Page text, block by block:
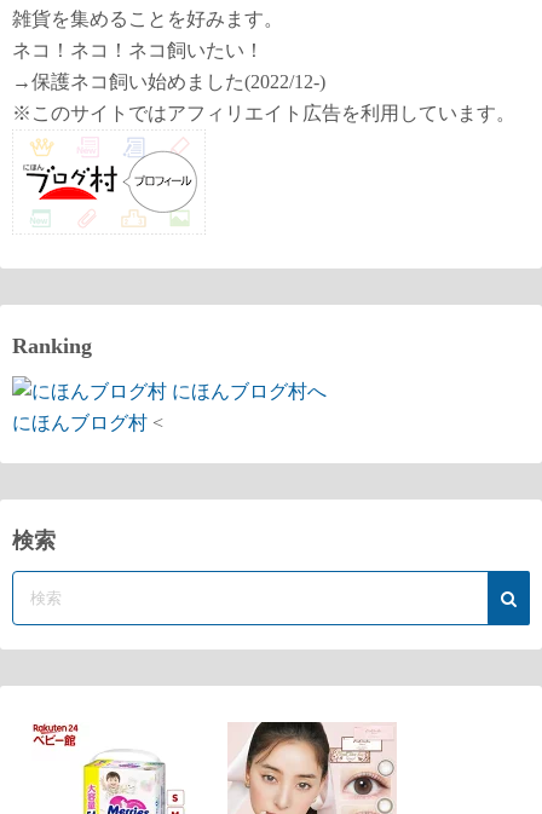
雑貨を集めることを好みます。
ネコ！ネコ！ネコ飼いたい！
→保護ネコ飼い始めました(2022/12-)
※このサイトではアフィリエイト広告を利用しています。
Ranking
にほんブログ村 <
検索